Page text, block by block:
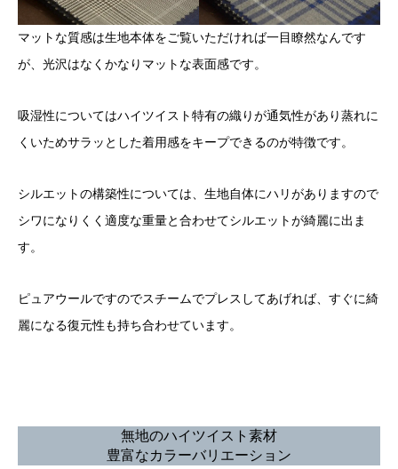
マットな質感は生地本体をご覧いただければ一目瞭然なんです
が、光沢はなくかなりマットな表面感です。
吸湿性についてはハイツイスト特有の織りが通気性があり蒸れに
くいためサラッとした着用感をキープできるのが特徴です。
シルエットの構築性については、生地自体にハリがありますので
シワになりくく適度な重量と合わせてシルエットが綺麗に出ま
す。
ピュアウールですのでスチームでプレスしてあげれば、すぐに綺
麗になる復元性も持ち合わせています。
無地のハイツイスト素材
豊富なカラーバリエーション